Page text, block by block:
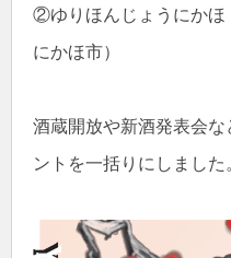
②ゆりほんじょうにかほ
にかほ市）
酒蔵開放や新酒発表会
ントを一括りにしました